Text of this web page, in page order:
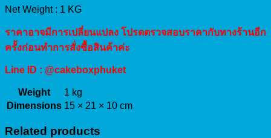
Net Weight : 1 KG
ราคาอาจมีการเปลี่ยนแปลง โปรดตรวจสอบราคากับทางร้านอีก
ครั้งก่อนทำการสั่งซื้อสินค้าค่ะ
Line ID : @cakeboxphuket
Weight
1 kg
Dimensions 15 × 21 × 10 cm
Related products